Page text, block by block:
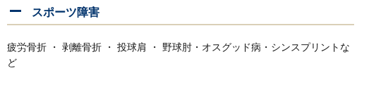
スポーツ障害
疲労骨折 ・ 剥離骨折 ・ 投球肩 ・ 野球肘・オスグッド病・シンスプリントな
ど